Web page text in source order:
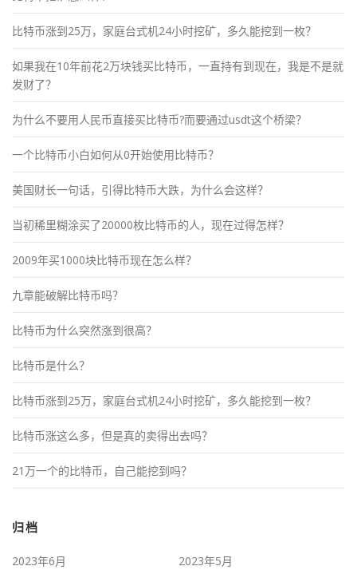
比特币涨到25万，家庭台式机24小时挖矿，多久能挖到一枚？
如果我在10年前花2万块钱买比特币，一直持有到现在，我是不是就
发财了？
为什么不要用人民币直接买比特币?而要通过usdt这个桥梁？
一个比特币小白如何从0开始使用比特币？
美国财长一句话，引得比特币大跌，为什么会这样？
当初稀里糊涂买了20000枚比特币的人，现在过得怎样？
2009年买1000块比特币现在怎么样？
九章能破解比特币吗？
比特币为什么突然涨到很高？
比特币是什么？
比特币涨到25万，家庭台式机24小时挖矿，多久能挖到一枚？
比特币涨这么多，但是真的卖得出去吗？
21万一个的比特币，自己能挖到吗？
归档
2023年6月
2023年5月